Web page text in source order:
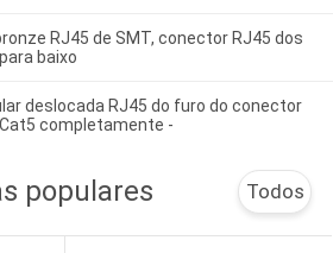
RJ45 de SMT, conector RJ45 dos
baixo
deslocada RJ45 do furo do conector
completamente -
populares Todos